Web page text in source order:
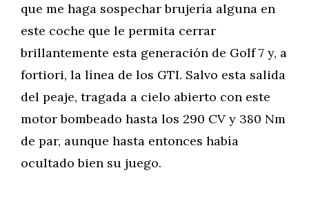
que me haga sospechar brujería alguna en
este coche que le permita cerrar
brillantemente esta generación de Golf 7 y, a
fortiori, la línea de los GTI. Salvo esta salida
del peaje, tragada a cielo abierto con este
motor bombeado hasta los 290 CV y 380 Nm
de par, aunque hasta entonces había
ocultado bien su juego.